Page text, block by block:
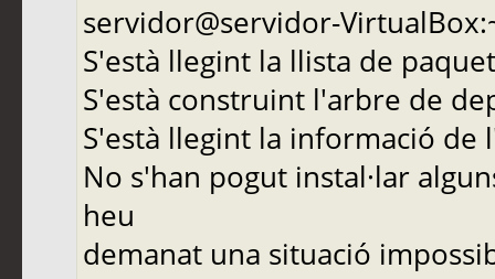
servidor@servidor-
S'està llegint la llista de
S'està construint l'arbre de
S'està llegint la informació de
No s'han pogut instal·lar
heu
demanat una situació